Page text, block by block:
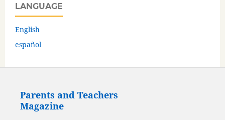
LANGUAGE
English
español
Parents and Teachers
Magazine